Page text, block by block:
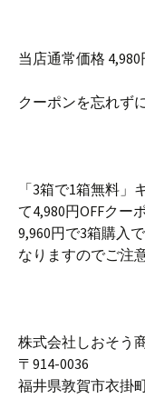
当店通常価格
クーポンを忘れずに
「3箱で1箱無料
て4,980円OFFクー
9,960円で3箱購入
なりますのでご注
株式会社しおそう
〒914-0036
福井県敦賀市衣掛